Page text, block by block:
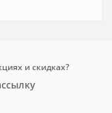
и скидках?